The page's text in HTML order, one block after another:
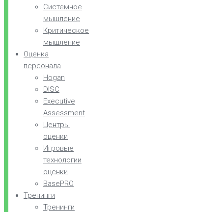
Системное
мышление
Критическое
мышление
Оценка
персонала
Hogan
DISC
Executive
Assessment
Центры
оценки
Игровые
технологии
оценки
BasePRO
Тренинги
Тренинги